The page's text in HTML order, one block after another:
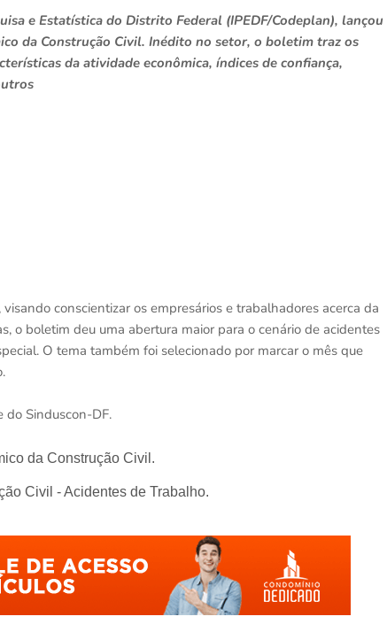
e Estatística do Distrito Federal (IPEDF/Codeplan), lançou
da Construção Civil. Inédito no setor, o boletim traz os
da atividade econômica, índices de confiança,
conscientizar os empresários e trabalhadores acerca da
o boletim deu uma abertura maior para o cenário de acidentes
O tema também foi selecionado por marcar o mês que
do Sinduscon-DF.
da Construção Civil.
Civil - Acidentes de Trabalho.